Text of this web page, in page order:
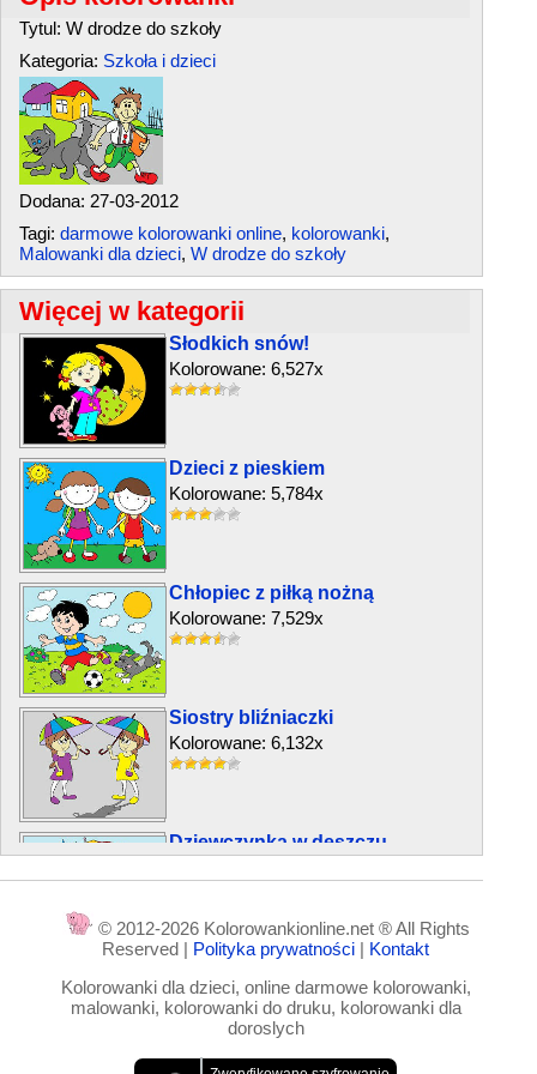
Tytul: W drodze do szkoły
Kategoria: Szkoła i dzieci
Dodana: 27-03-2012
Tagi: darmowe kolorowanki online, kolorowanki,
Malowanki dla dzieci, W drodze do szkoły
Więcej w kategorii
Słodkich snów!
Kolorowane: 6,527x
Dzieci z pieskiem
Kolorowane: 5,784x
Chłopiec z piłką nożną
Kolorowane: 7,529x
Siostry bliźniaczki
Kolorowane: 6,132x
Dziewczynka w deszczu
Kolorowane: 5,844x
© 2012-2026 Kolorowankionline.net ® All Rights
Reserved | Polityka prywatności | Kontakt
Kolorowanki dla dzieci, online darmowe kolorowanki,
malowanki, kolorowanki do druku, kolorowanki dla
doroslych